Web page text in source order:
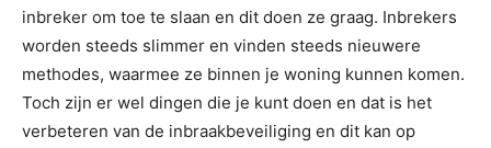
inbreker om toe te slaan en dit doen ze graag. Inbrekers
worden steeds slimmer en vinden steeds nieuwere
methodes, waarmee ze binnen je woning kunnen komen.
Toch zijn er wel dingen die je kunt doen en dat is het
verbeteren van de inbraakbeveiliging en dit kan op